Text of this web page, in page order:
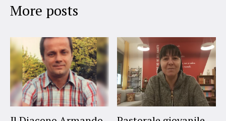
More posts